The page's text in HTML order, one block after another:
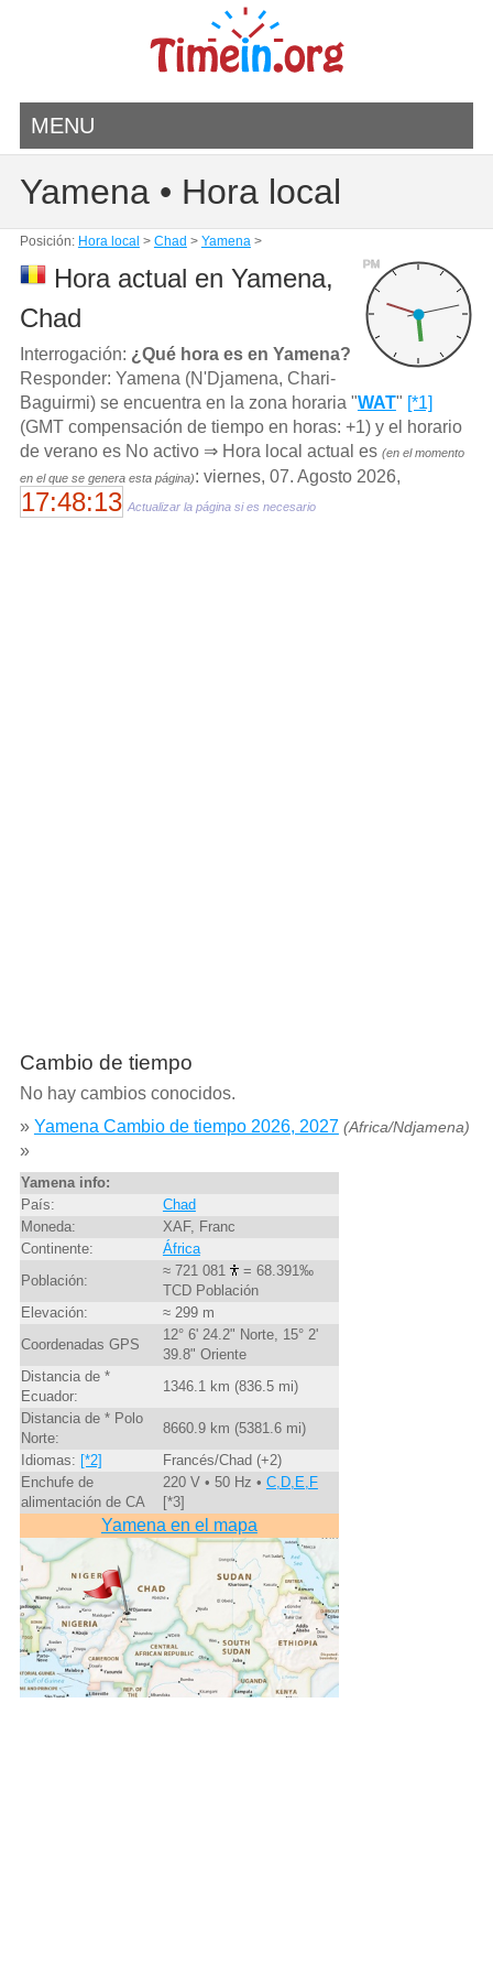
MENU
Yamena • Hora local
Posición: Hora local > Chad > Yamena>
PM
Hora actual en Yamena,
Chad
Interrogación: ¿Qué hora es en Yamena?
Responder: Yamena (N'Djamena, Chari-
Baguirmi) se encuentra en la zona horaria "WAT" [*1]
(GMT compensación de tiempo en horas: +1) y el horario
de verano es No activo ⇒ Hora local actual es (en el momento
en el que se genera esta página): viernes, 07. Agosto 2026,
17:48:13 Actualizar la página si es necesario
Cambio de tiempo
No hay cambios conocidos.
» Yamena Cambio de tiempo 2026, 2027 (Africa/Ndjamena)
»
Yamena info:
País:
Chad
Moneda:
XAF, Franc
Continente:
África
Población:
≈ 721 081
= 68.391‰
TCD Población
Elevación:
≈ 299 m
Coordenadas GPS
12° 6' 24.2" Norte, 15° 2'
39.8" Oriente
Distancia de *
Ecuador:
1346.1 km (836.5 mi)
Distancia de * Polo
Norte:
8660.9 km (5381.6 mi)
Idiomas: [*2]
Francés/Chad (+2)
Enchufe de
alimentación de CA
220 V • 50 Hz • C,D,E,F
[*3]
Yamena en el mapa